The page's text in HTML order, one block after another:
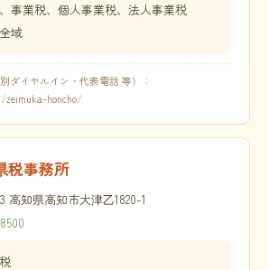
事業税、個人事業税、法人事業税
域
ダイヤルイン・代表電話 等）：
zeimuka-honcho/
税事務所
高知県高知市大津乙1820-1